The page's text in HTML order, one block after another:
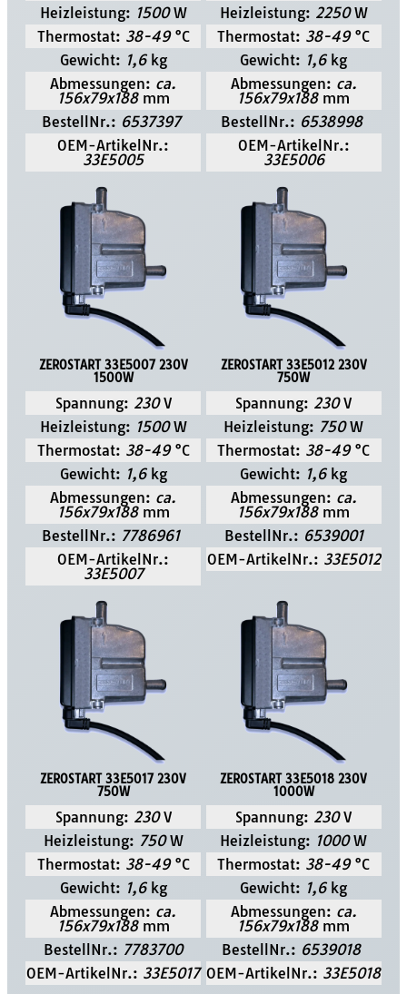
Heizleistung: 1500 W
Thermostat: 38-49 °C
Gewicht: 1,6 kg
Abmessungen: ca.
156x79x188 mm
BestellNr.: 6537397
OEM-ArtikelNr.:
33E5005
Heizleistung: 2250 W
Thermostat: 38-49 °C
Gewicht: 1,6 kg
Abmessungen: ca.
156x79x188 mm
BestellNr.: 6538998
OEM-ArtikelNr.:
33E5006
ZEROSTART 33E5007 230V
1500W
Spannung: 230 V
Heizleistung: 1500 W
Thermostat: 38-49 °C
Gewicht: 1,6 kg
Abmessungen: ca.
156x79x188 mm
BestellNr.: 7786961
OEM-ArtikelNr.:
33E5007
ZEROSTART 33E5012 230V
750W
Spannung: 230 V
Heizleistung: 750 W
Thermostat: 38-49 °C
Gewicht: 1,6 kg
Abmessungen: ca.
156x79x188 mm
BestellNr.: 6539001
OEM-ArtikelNr.: 33E5012
ZEROSTART 33E5017 230V
750W
Spannung: 230 V
Heizleistung: 750 W
Thermostat: 38-49 °C
Gewicht: 1,6 kg
Abmessungen: ca.
156x79x188 mm
BestellNr.: 7783700
OEM-ArtikelNr.: 33E5017
ZEROSTART 33E5018 230V
1000W
Spannung: 230 V
Heizleistung: 1000 W
Thermostat: 38-49 °C
Gewicht: 1,6 kg
Abmessungen: ca.
156x79x188 mm
BestellNr.: 6539018
OEM-ArtikelNr.: 33E5018